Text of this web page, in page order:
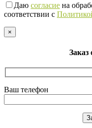
Даю согласие на
соответствии с
×
Заказ
Ваш телефон